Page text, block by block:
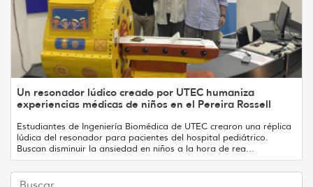
Un resonador lúdico creado por UTEC humaniza
experiencias médicas de niños en el Pereira Rossell
Estudiantes de Ingeniería Biomédica de UTEC crearon una réplica
lúdica del resonador para pacientes del hospital pediátrico.
Buscan disminuir la ansiedad en niños a la hora de rea...